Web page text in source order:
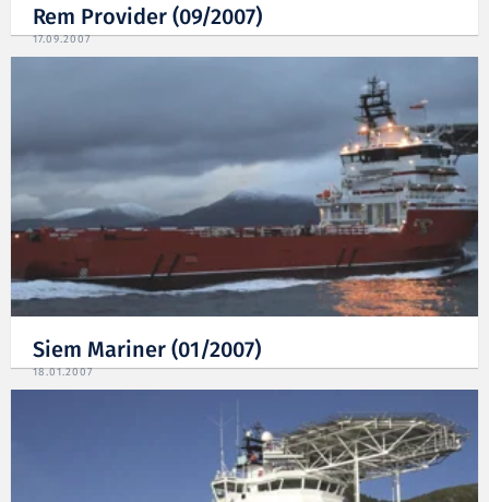
Rem Provider (09/2007)
17.09.2007
Siem Mariner (01/2007)
18.01.2007